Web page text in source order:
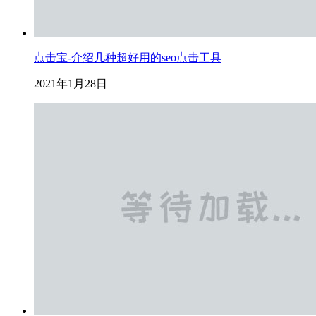
点击宝-介绍几种超好用的seo点击工具
2021年1月28日